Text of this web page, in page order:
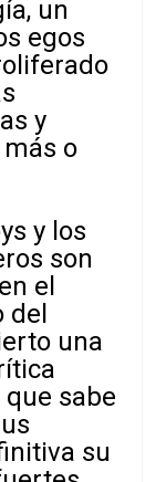
un
egos
y
o
y los
son
el
una
sabe
su